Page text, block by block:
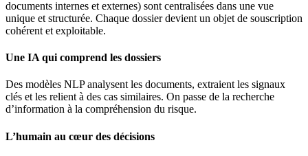
documents internes et externes) sont centralisées dans une vue
unique et structurée. Chaque dossier devient un objet de souscription
cohérent et exploitable.
Une IA qui comprend les dossiers
Des modèles NLP analysent les documents, extraient les signaux
clés et les relient à des cas similaires. On passe de la recherche
d’information à la compréhension du risque.
L’humain au cœur des décisions